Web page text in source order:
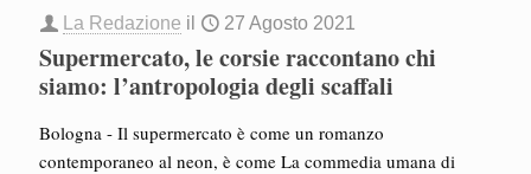
La Redazione il 27 Agosto 2021
Supermercato, le corsie raccontano chi
siamo: l’antropologia degli scaffali
Bologna - Il supermercato è come un romanzo
contemporaneo al neon, è come La commedia umana di